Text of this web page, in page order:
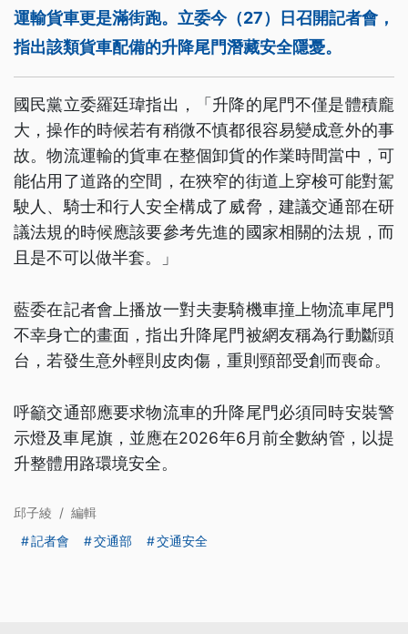
運輸貨車更是滿街跑。立委今（27）日召開記者會，
指出該類貨車配備的升降尾門潛藏安全隱憂。
國民黨立委羅廷瑋指出，「升降的尾門不僅是體積龐
大，操作的時候若有稍微不慎都很容易變成意外的事
故。物流運輸的貨車在整個卸貨的作業時間當中，可
能佔用了道路的空間，在狹窄的街道上穿梭可能對駕
駛人、騎士和行人安全構成了威脅，建議交通部在研
議法規的時候應該要參考先進的國家相關的法規，而
且是不可以做半套。」
藍委在記者會上播放一對夫妻騎機車撞上物流車尾門
不幸身亡的畫面，指出升降尾門被網友稱為行動斷頭
台，若發生意外輕則皮肉傷，重則頸部受創而喪命。
呼籲交通部應要求物流車的升降尾門必須同時安裝警
示燈及車尾旗，並應在2026年6月前全數納管，以提
升整體用路環境安全。
邱子綾 / 編輯
記者會
交通部 交通安全